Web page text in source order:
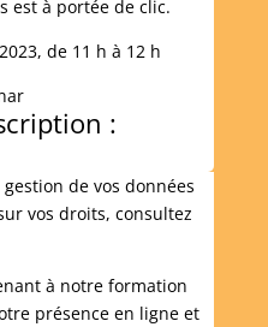
est à portée de clic.
de 11 h à 12 h
:
de vos données
vos droits, consultez
à notre formation
présence en ligne et